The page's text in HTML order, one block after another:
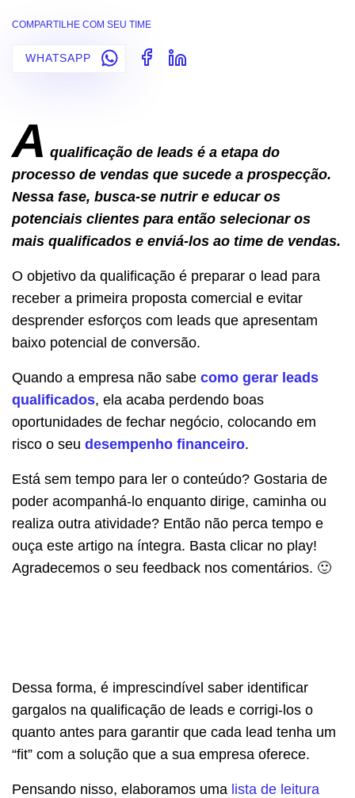
COMPARTILHE COM SEU TIME
WHATSAPP
A qualificação de leads é a etapa do
processo de vendas que sucede a prospecção.
Nessa fase, busca-se nutrir e educar os
potenciais clientes para então selecionar os
mais qualificados e enviá-los ao time de vendas.
O objetivo da qualificação é preparar o lead para
receber a primeira proposta comercial e evitar
desprender esforços com leads que apresentam
baixo potencial de conversão.
Quando a empresa não sabe como gerar leads
qualificados, ela acaba perdendo boas
oportunidades de fechar negócio, colocando em
risco o seu desempenho financeiro.
Está sem tempo para ler o conteúdo? Gostaria de
poder acompanhá-lo enquanto dirige, caminha ou
realiza outra atividade? Então não perca tempo e
ouça este artigo na íntegra. Basta clicar no play!
Agradecemos o seu feedback nos comentários. 🙂
Dessa forma, é imprescindível saber identificar
gargalos na qualificação de leads e corrigi-los o
quanto antes para garantir que cada lead tenha um
“fit” com a solução que a sua empresa oferece.
Pensando nisso, elaboramos uma lista de leitura